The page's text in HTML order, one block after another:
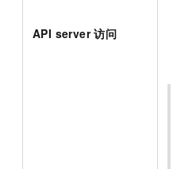
API server 访问